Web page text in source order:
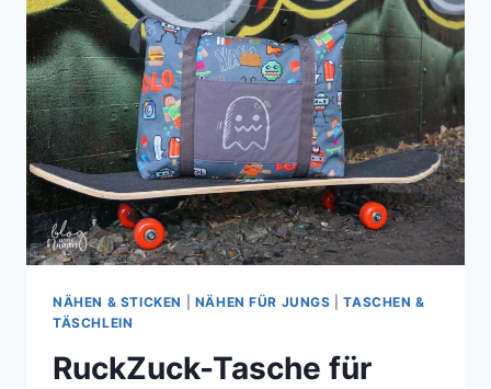
WARCRAFT
TASCHE
NÄHEN & STICKEN NÄHEN FÜR JUNGS |TASCHEN &
TÄSCHLEIN
RuckZuck-Tasche für